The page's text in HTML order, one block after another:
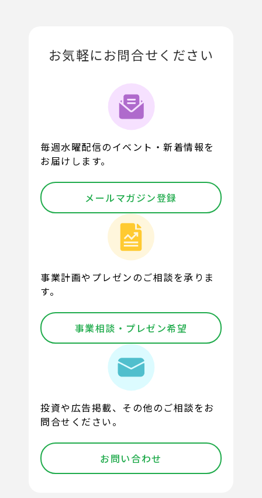
お気軽にお問合せください
毎週水曜配信のイベント・新着情報を
お届けします。
メールマガジン登録
事業計画やプレゼンのご相談を承りま
す。
事業相談・プレゼン希望
投資や広告掲載、その他のご相談をお
問合せください。
お問い合わせ